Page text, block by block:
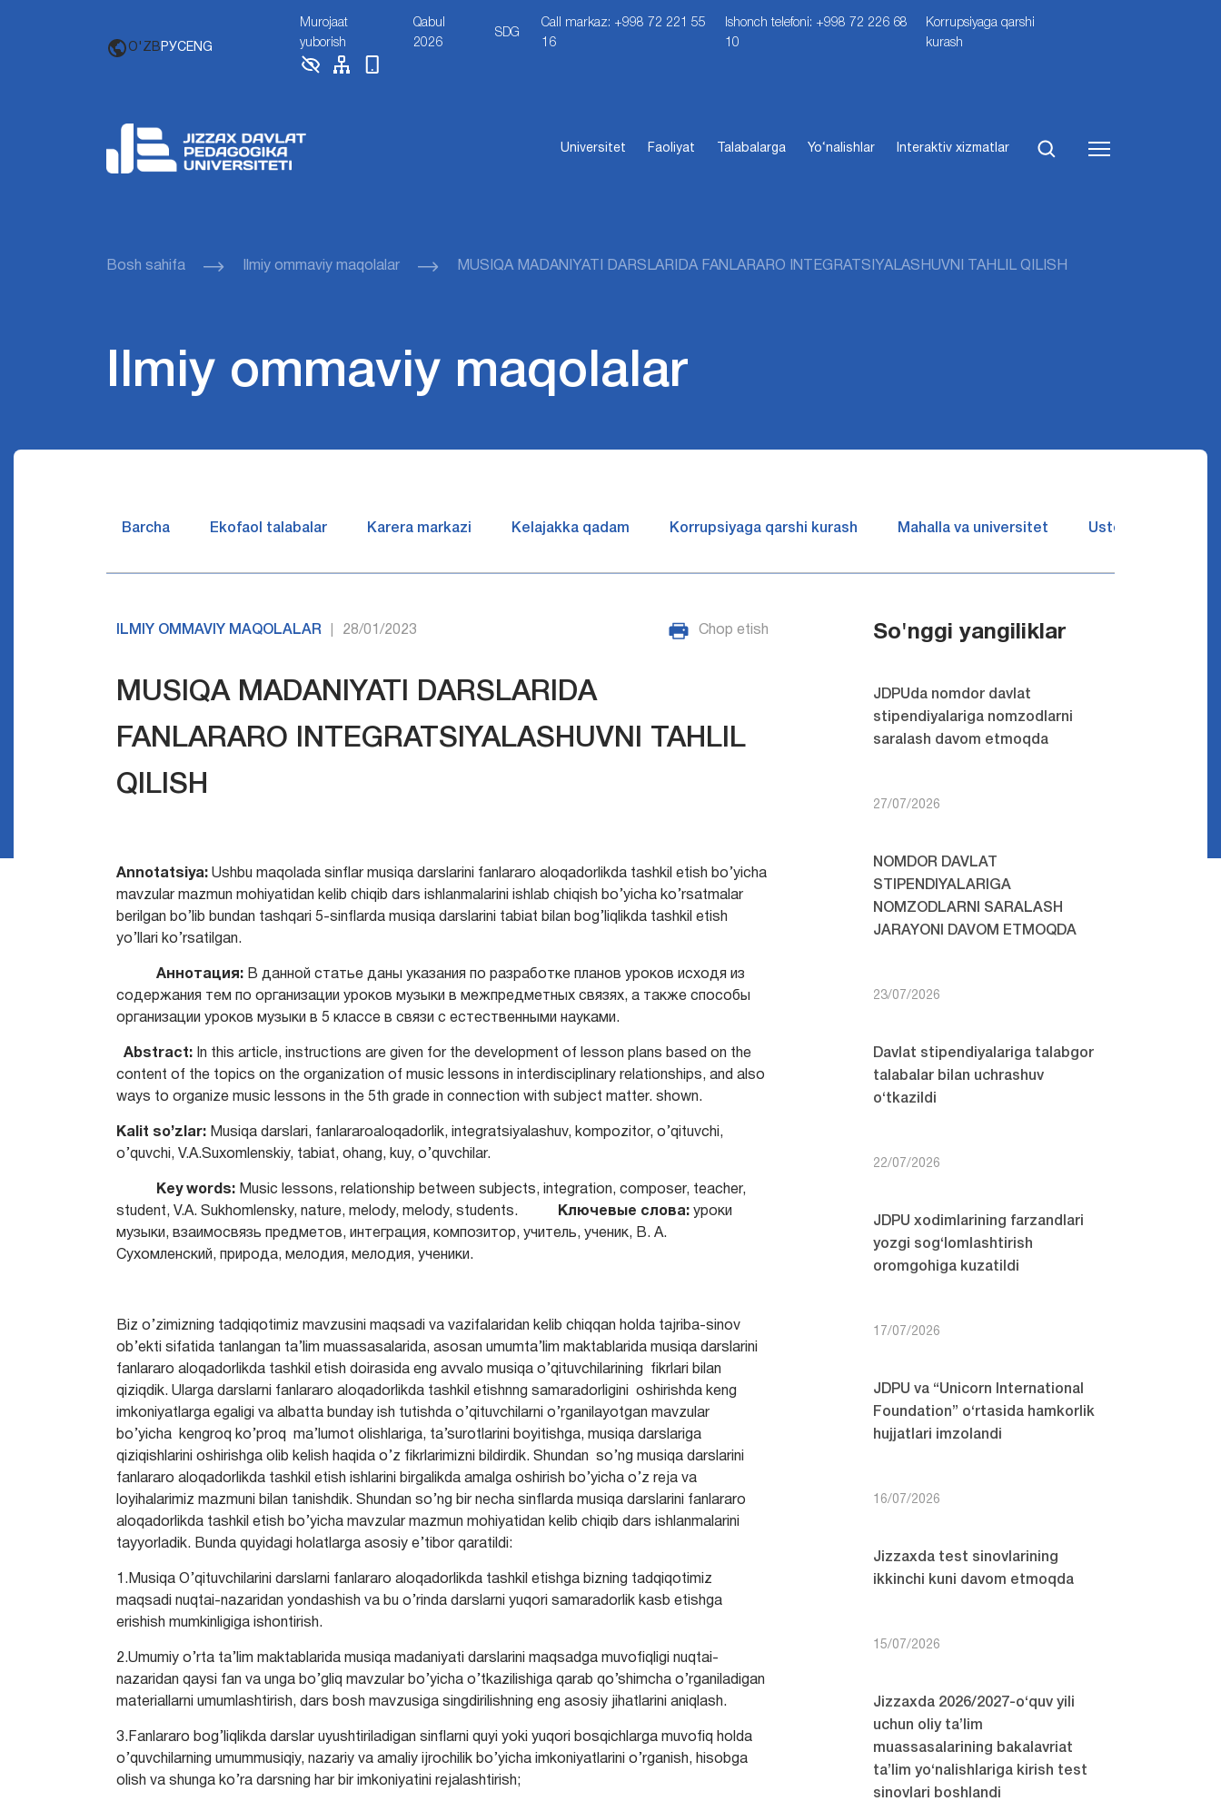
O'ZB РУСENG
Murojaat
yuborish
Qabul
2026
SDG
Call markaz: +998 72 221 55
16
Ishonch telefoni: +998 72 226 68
10
Korrupsiyaga qarshi
kurash
Universitet Faoliyat Talabalarga Yo‘nalishlar Interaktiv xizmatlar
Bosh sahifa Ilmiy ommaviy maqolalar MUSIQA MADANIYATI DARSLARIDA FANLARARO INTEGRATSIYALASHUVNI TAHLIL QILISH
Ilmiy ommaviy maqolalar
Barcha Ekofaol talabalar Karera markazi Kelajakka qadam Korrupsiyaga qarshi kurash Mahalla va universitet Ustozlar suhbatin
ILMIY OMMAVIY MAQOLALAR 28/01/2023 Chop etish
MUSIQA MADANIYATI DARSLARIDA
FANLARARO INTEGRATSIYALASHUVNI TAHLIL
QILISH
Annotatsiya: Ushbu maqolada sinflar musiqa darslarini fanlararo aloqadorlikda tashkil etish bo’yicha
mavzular mazmun mohiyatidan kelib chiqib dars ishlanmalarini ishlab chiqish bo’yicha ko’rsatmalar
berilgan bo’lib bundan tashqari 5-sinflarda musiqa darslarini tabiat bilan bog’liqlikda tashkil etish
yo’llari ko’rsatilgan.
Аннотация: В данной статье даны указания по разработке планов уроков исходя из
содержания тем по организации уроков музыки в межпредметных связях, а также способы
организации уроков музыки в 5 классе в связи с естественными науками.
Abstract: In this article, instructions are given for the development of lesson plans based on the
content of the topics on the organization of music lessons in interdisciplinary relationships, and also
ways to organize music lessons in the 5th grade in connection with subject matter. shown.
Kalit so’zlar: Musiqa darslari, fanlararoaloqadorlik, integratsiyalashuv, kompozitor, o’qituvchi,
o’quvchi, V.A.Suxomlenskiy, tabiat, ohang, kuy, o’quvchilar.
Key words: Music lessons, relationship between subjects, integration, composer, teacher,
student, V.A. Sukhomlensky, nature, melody, melody, students.
Ключевые слова: уроки
музыки, взаимосвязь предметов, интеграция, композитор, учитель, ученик, В. А.
Сухомленский, природа, мелодия, мелодия, ученики.
Biz o’zimizning tadqiqotimiz mavzusini maqsadi va vazifalaridan kelib chiqqan holda tajriba-sinov
ob’ekti sifatida tanlangan ta’lim muassasalarida, asosan umumta’lim maktablarida musiqa darslarini
fanlararo aloqadorlikda tashkil etish doirasida eng avvalo musiqa o’qituvchilarining fikrlari bilan
qiziqdik. Ularga darslarni fanlararo aloqadorlikda tashkil etishnng samaradorligini oshirishda keng
imkoniyatlarga egaligi va albatta bunday ish tutishda o’qituvchilarni o’rganilayotgan mavzular
bo’yicha kengroq ko’proq ma’lumot olishlariga, ta’surotlarini boyitishga, musiqa darslariga
qiziqishlarini oshirishga olib kelish haqida o’z fikrlarimizni bildirdik. Shundan so’ng musiqa darslarini
fanlararo aloqadorlikda tashkil etish ishlarini birgalikda amalga oshirish bo’yicha o’z reja va
loyihalarimiz mazmuni bilan tanishdik. Shundan so’ng bir necha sinflarda musiqa darslarini fanlararo
aloqadorlikda tashkil etish bo’yicha mavzular mazmun mohiyatidan kelib chiqib dars ishlanmalarini
tayyorladik. Bunda quyidagi holatlarga asosiy e’tibor qaratildi:
1.Musiqa O’qituvchilarini darslarni fanlararo aloqadorlikda tashkil etishga bizning tadqiqotimiz
maqsadi nuqtai-nazaridan yondashish va bu o’rinda darslarni yuqori samaradorlik kasb etishga
erishish mumkinligiga ishontirish.
2.Umumiy o’rta ta’lim maktablarida musiqa madaniyati darslarini maqsadga muvofiqligi nuqtai-
nazaridan qaysi fan va unga bo’gliq mavzular bo’yicha o’tkazilishiga qarab qo’shimcha o’rganiladigan
materiallarni umumlashtirish, dars bosh mavzusiga singdirilishning eng asosiy jihatlarini aniqlash.
3.Fanlararo bog’liqlikda darslar uyushtiriladigan sinflarni quyi yoki yuqori bosqichlarga muvofiq holda
o’quvchilarning umummusiqiy, nazariy va amaliy ijrochilik bo’yicha imkoniyatlarini o’rganish, hisobga
olish va shunga ko’ra darsning har bir imkoniyatini rejalashtirish;
So'nggi yangiliklar
JDPUda nomdor davlat
stipendiyalariga nomzodlarni
saralash davom etmoqda
27/07/2026
NOMDOR DAVLAT
STIPENDIYALARIGA
NOMZODLARNI SARALASH
JARAYONI DAVOM ETMOQDA
23/07/2026
Davlat stipendiyalariga talabgor
talabalar bilan uchrashuv
o‘tkazildi
22/07/2026
JDPU xodimlarining farzandlari
yozgi sog‘lomlashtirish
oromgohiga kuzatildi
17/07/2026
JDPU va “Unicorn International
Foundation” o‘rtasida hamkorlik
hujjatlari imzolandi
16/07/2026
Jizzaxda test sinovlarining
ikkinchi kuni davom etmoqda
15/07/2026
Jizzaxda 2026/2027-o‘quv yili
uchun oliy ta’lim
muassasalarining bakalavriat
ta’lim yo‘nalishlariga kirish test
sinovlari boshlandi